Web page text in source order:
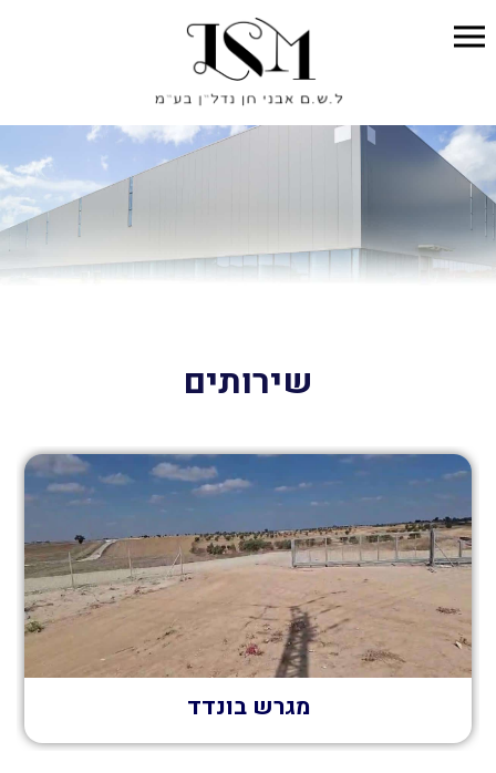
שירותים
מגרש בונדד